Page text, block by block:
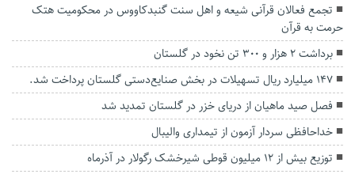
تجمع فعالان قرآنی شیعه و اهل سنت گنبدکاووس در محکومیت هتک
حرمت به قرآن
برداشت ۲ هزار و ۳۰۰ تن نخود در گلستان
۱۴۷ میلیارد ریال تسهیلات در بخش صنایع‌دستی گلستان پرداخت شد.
فصل صید ماهیان از دریای خزر در گلستان تمدید شد
خداحافظی سردار آزمون از تیمداری والیبال
توزیع بیش از ۱۲ میلیون قوطی شیرخشک رگولار در آذرماه